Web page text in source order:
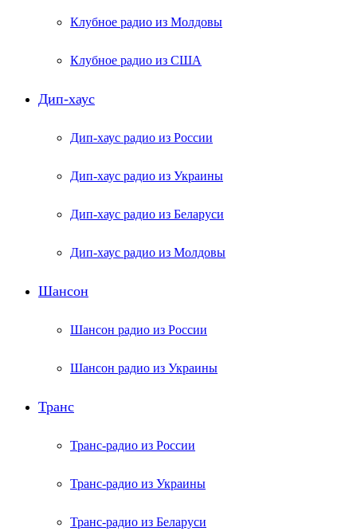
Клубное радио из Молдовы
Клубное радио из США
Дип-хаус
Дип-хаус радио из России
Дип-хаус радио из Украины
Дип-хаус радио из Беларуси
Дип-хаус радио из Молдовы
Шансон
Шансон радио из России
Шансон радио из Украины
Транс
Транс-радио из России
Транс-радио из Украины
Транс-радио из Беларуси